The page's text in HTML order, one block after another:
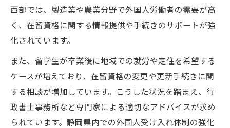
留学目的の在留資格と資格外活動許可の基
準
就労可能な在留資格の条件と実際の事例紹
介
在留資格変更時に知っておきたいポイント
西部では、製造業や農業分野で外国人労働者の需要が高
く、在留資格に関する情報提供や手続きのサポートが強
化されています。
また、留学生が卒業後に地域での就労や定住を希望する
ケースが増えており、在留資格の変更や更新手続きに関
する相談が増加しています。こうした状況を踏まえ、行
政書士事務所など専門家による適切なアドバイスが求め
られています。静岡県内での外国人受け入れ体制の強化